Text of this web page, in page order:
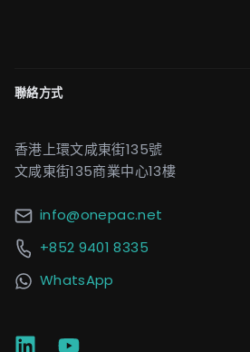
聯絡方式
香港上環文咸東街135號
文咸東街135商業中心13樓
info@onepac.net
+852 9401 8335
WhatsApp